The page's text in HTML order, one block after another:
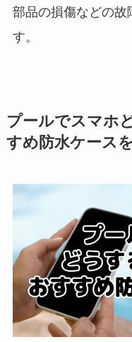
部品の損傷などの故
す。
プールでスマホ
すめ防水ケース